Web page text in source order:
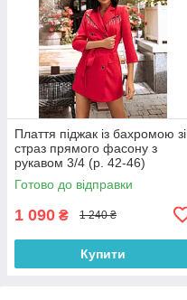
Плаття піджак із бахромою зі
страз прямого фасону з
рукавом 3/4 (р. 42-46)
66032050Qr
Готово до відправки
1 090 ₴ 1 240 ₴
Купити